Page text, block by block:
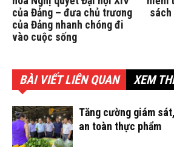
của Đảng – đưa chủ trương
của Đảng nhanh chóng đi
vào cuộc sống
sách
BÀI VIẾT LIÊN QUAN XEM
Tăng cường giám
an toàn thực phẩm